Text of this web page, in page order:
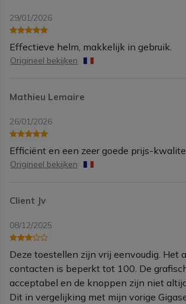
29/01/2026
Effectieve helm, makkelijk in gebruik.
Origineel bekijken
Mathieu Lemaire
26/01/2026
Efficiënt en een zeer goede prijs-
Origineel bekijken
Client Jv
08/12/2025
Deze toestellen zijn vrij eenvoudig. Het
contacten is beperkt tot 100. De
acceptabel en de knoppen zijn niet
Dit in vergelijking met mijn vorige